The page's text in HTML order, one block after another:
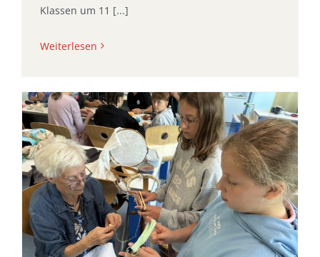
Klassen um 11 [...]
Weiterlesen